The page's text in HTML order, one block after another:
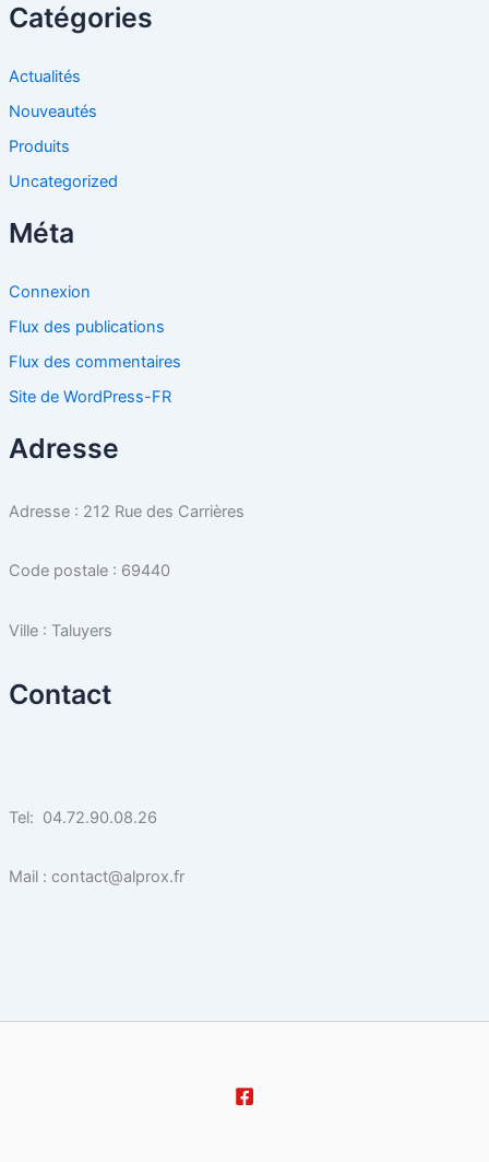
Catégories
Actualités
Nouveautés
Produits
Uncategorized
Méta
Connexion
Flux des publications
Flux des commentaires
Site de WordPress-FR
Adresse
Adresse : 212 Rue des Carrières
Code postale : 69440
Ville : Taluyers
Contact
Tel: 04.72.90.08.26
Mail : contact@alprox.fr